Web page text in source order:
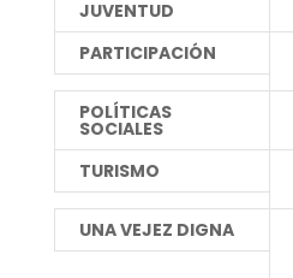
JUVENTUD
PARTICIPACIÓN
POLÍTICAS
SOCIALES
TURISMO
UNA VEJEZ DIGNA